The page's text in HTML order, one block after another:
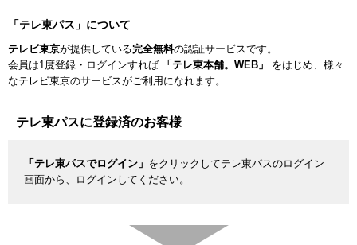
「テレ東パス」について
テレビ東京が提供している完全無料の認証サービスです。
会員は1度登録・ログインすれば
「テレ東本舗。WEB」 をはじめ、様々
なテレビ東京のサービスがご利用になれます。
テレ東パスに登録済のお客様
「テレ東パスでログイン」 をクリックしてテレ東パスのログイン
画面から、ログインしてください。